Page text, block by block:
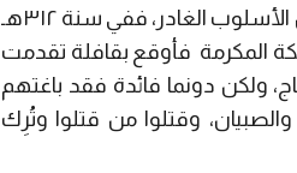
الغادر، ففي
سنة ٣١٢هـ
المكرمة فأوقع بقافلة تقدمت
ولكن دونما فائدة فقد باغتهم
وقتلوا من قتلوا وتُرِك